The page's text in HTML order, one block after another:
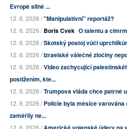
Evropě silně ...
12. 6. 2026 /"Manipulativní" reportáž?
12. 6. 2026 /Boris Cvek O talentu a
12. 6. 2026 /Skotský postoj vůči
12. 6. 2026 /Izraelské válečné zločiny
12. 6. 2026 /Video zachycující
postižením, kte...
12. 6. 2026 /Trumpova vláda chce patrně
12. 6. 2026 /Policie byla měsíce
zaměřily ne...